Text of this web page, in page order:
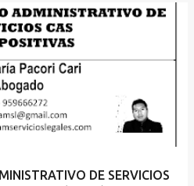
DE SERVICIOS